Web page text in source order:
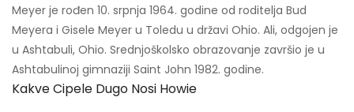
Meyer je rođen 10. srpnja 1964. godine od roditelja Bud
Meyera i Gisele Meyer u Toledu u državi Ohio. Ali, odgojen je
u Ashtabuli, Ohio. Srednjoškolsko obrazovanje završio je u
Ashtabulinoj gimnaziji Saint John 1982. godine.
Kakve Cipele Dugo Nosi Howie